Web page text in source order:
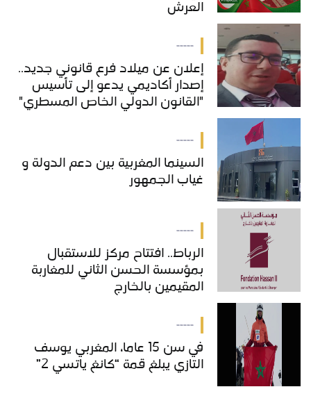
العرش
-----
إعلان عن ميلاد فرع قانوني جديد..
إصدار أكاديمي يدعو إلى تأسيس
"القانون الدولي الخاص المسطري"
-----
السينما المغربية بين دعم الدولة و
غياب الجمهور
-----
الرباط.. افتتاح مركز للاستقبال
بمؤسسة الحسن الثاني للمغاربة
المقيمين بالخارج
-----
في سن 15 عاما، المغربي يوسف
التازي يبلغ قمة “كانغ ياتسي 2”